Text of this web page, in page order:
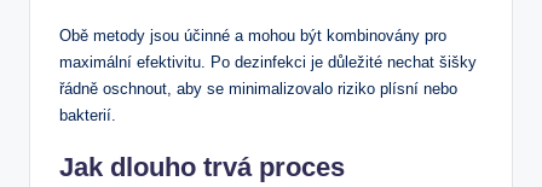
Obě metody jsou účinné a mohou být kombinovány pro
maximální efektivitu. Po dezinfekci je důležité nechat šišky
řádně oschnout, aby se minimalizovalo riziko plísní nebo
bakterií.
Jak dlouho trvá proces